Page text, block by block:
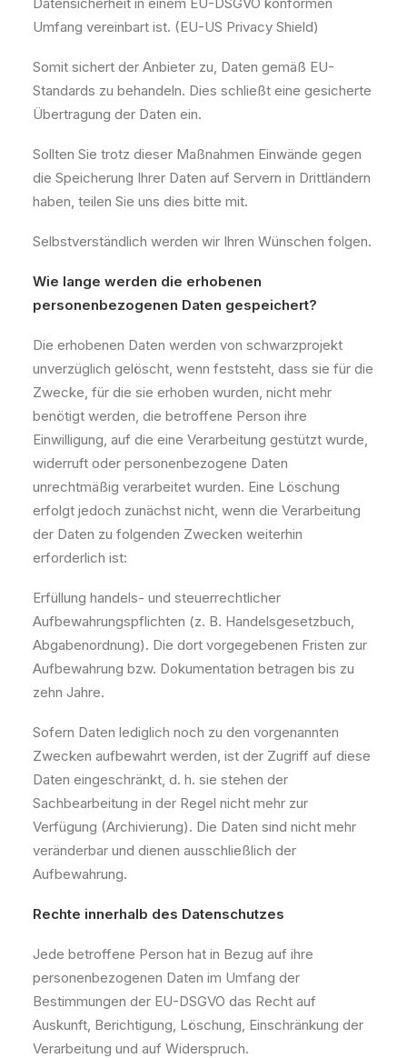
Umfang vereinbart ist. (EU-US Privacy Shield)
Somit sichert der Anbieter zu, Daten gemäß EU-
Standards zu behandeln. Dies schließt eine gesicherte
Übertragung der Daten ein.
Sollten Sie trotz dieser Maßnahmen Einwände gegen
die Speicherung Ihrer Daten auf Servern in Drittländern
haben, teilen Sie uns dies bitte mit.
Selbstverständlich werden wir Ihren Wünschen folgen.
Wie lange werden die erhobenen
personenbezogenen Daten gespeichert?
Die erhobenen Daten werden von schwarzprojekt
unverzüglich gelöscht, wenn feststeht, dass sie für die
Zwecke, für die sie erhoben wurden, nicht mehr
benötigt werden, die betroffene Person ihre
Einwilligung, auf die eine Verarbeitung gestützt wurde,
widerruft oder personenbezogene Daten
unrechtmäßig verarbeitet wurden. Eine Löschung
erfolgt jedoch zunächst nicht, wenn die Verarbeitung
der Daten zu folgenden Zwecken weiterhin
erforderlich ist:
Erfüllung handels- und steuerrechtlicher
Aufbewahrungspflichten (z. B. Handelsgesetzbuch,
Abgabenordnung). Die dort vorgegebenen Fristen zur
Aufbewahrung bzw. Dokumentation betragen bis zu
zehn Jahre.
Sofern Daten lediglich noch zu den vorgenannten
Zwecken aufbewahrt werden, ist der Zugriff auf diese
Daten eingeschränkt, d. h. sie stehen der
Sachbearbeitung in der Regel nicht mehr zur
Verfügung (Archivierung). Die Daten sind nicht mehr
veränderbar und dienen ausschließlich der
Aufbewahrung.
Rechte innerhalb des Datenschutzes
Jede betroffene Person hat in Bezug auf ihre
personenbezogenen Daten im Umfang der
Bestimmungen der EU-DSGVO das Recht auf
Auskunft, Berichtigung, Löschung, Einschränkung der
Verarbeitung und auf Widerspruch.